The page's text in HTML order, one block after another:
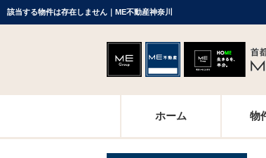
該当する物件は存在しません｜ME不動産神奈川
ホーム 物